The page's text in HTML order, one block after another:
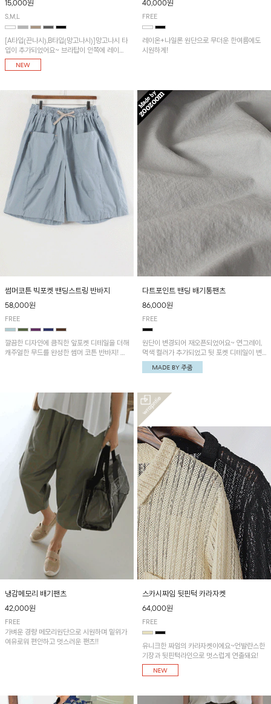
15,000원
S,M,L
[A타입(끈나시),B타입(망고나시)]망고나시 타
입이 추가되었어요~ 브라탑이 안쪽에 레이어
드 되어 실용적인 나시!
40,000원
FREE
레이온+나일론 원단으로 무더운 한여름에도
시원하게!
썸머코튼 빅포켓 밴딩스트링 반바지
58,000원
FREE
깔끔한 디자인에 큼직한 앞포켓 디테일을 더해
캐주얼한 무드를 완성한 썸머 코튼 반바지! 허
다트포인트 밴딩 배기통팬츠
86,000원
FREE
원단이 변경되어 재오픈되었어요~ 연그레이,
먹색 컬러가 추가되었고 뒷 포켓 디테일이 변
경되었습니다~가볍고 시원하게 착용되는 배
기통팬츠! 허리밴딩과 여유로운 통으로 편안해
냉감메모리 배기팬츠
42,000원
FREE
가벼운 경량 메모리원단으로 시원하며 밑위가
여유로워 편안하고 멋스러운 팬츠!!
스카시짜임 뒷핀턱 카라자켓
64,000원
FREE
유니크한 짜임의 카라자켓이에요~언발란스한
기장과 뒷핀턱라인으로 멋스럽게 연출돼요!